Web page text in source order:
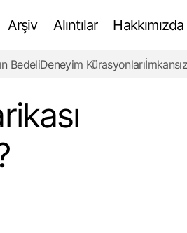
Arşiv Alıntılar Hakkımızda
Review Antik Dünyanın 7
BedeliDeneyim Kürasyonları